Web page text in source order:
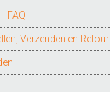
FAQ
Verzenden en Retour